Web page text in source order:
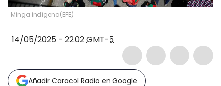
Minga indígena(EFE)
14/05/2025 - 22:02GMT-5
Añadir Caracol Radio en Google